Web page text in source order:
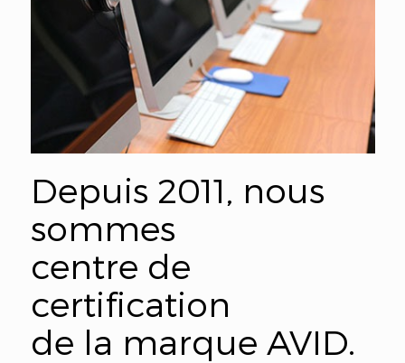
Depuis 2011, nous
sommes
centre de
certification
de la marque AVID.